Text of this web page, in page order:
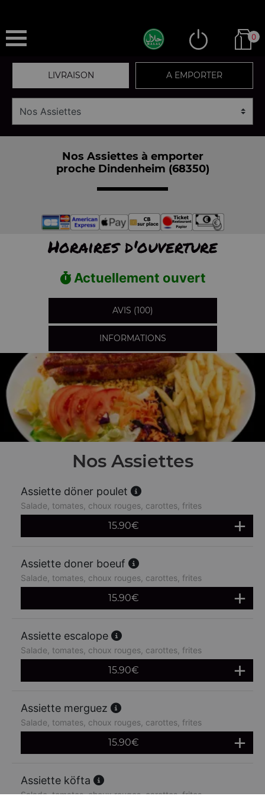
0
LIVRAISON A EMPORTER
Nos Assiettes à emporter
proche Dindenheim (68350)
Horaires d'ouverture
Actuellement ouvert
AVIS (100)
INFORMATIONS
Nos Assiettes
Assiette döner poulet
Salade, tomates, choux rouges, carottes, frites
15.90€
Assiette doner boeuf
Salade, tomates, choux rouges, carottes, frites
15.90€
Assiette escalope
Salade, tomates, choux rouges, carottes, frites
15.90€
Assiette merguez
Salade, tomates, choux rouges, carottes, frites
15.90€
Assiette köfta